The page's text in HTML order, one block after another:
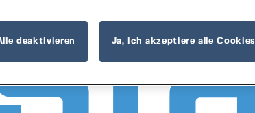
deaktivieren Ja, ich akzeptiere alle Cookies